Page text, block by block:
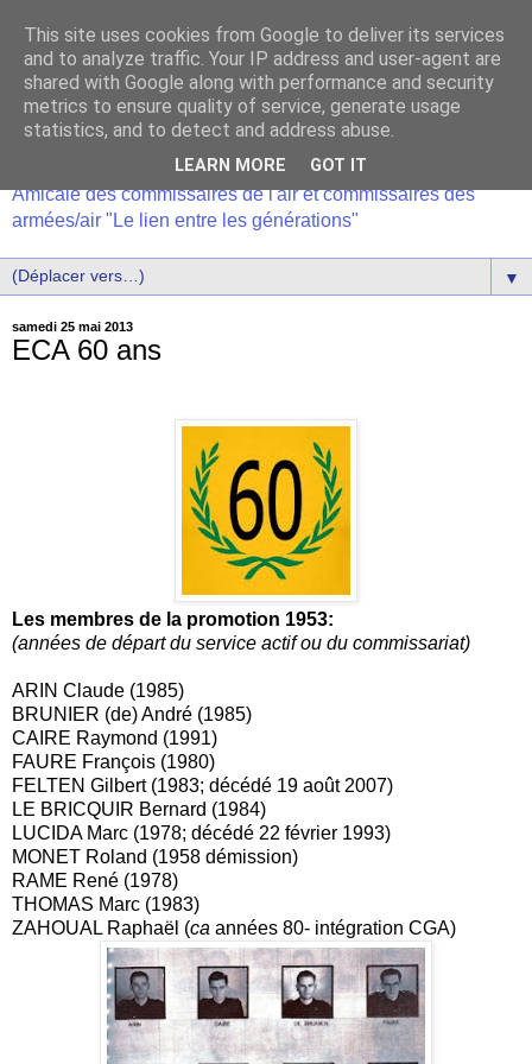
Amicale des commissaires de l'air et commissaires des
armées/air "Le lien entre les générations"
▼
samedi 25 mai 2013
ECA 60 ans
Les membres de la promotion 1953:
(années de départ du service actif ou du commissariat)
ARIN Claude (1985)
BRUNIER (de) André (1985)
CAIRE Raymond (1991)
FAURE François (1980)
FELTEN Gilbert (1983; décédé 19 août 2007)
LE BRICQUIR Bernard (1984)
LUCIDA Marc (1978; décédé 22 février 1993)
MONET Roland (1958 démission)
RAME René (1978)
THOMAS Marc (1983)
ZAHOUAL Raphaël (ca années 80- intégration CGA)
This site uses cookies from Google to deliver its services
and to analyze traffic. Your IP address and user-agent are
shared with Google along with performance and security
metrics to ensure quality of service, generate usage
statistics, and to detect and address abuse.
LEARN MORE GOT IT